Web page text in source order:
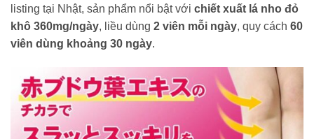
listing tại Nhật, sản phẩm nổi bật với chiết xuất lá nho đỏ
khô 360mg/ngày, liều dùng 2 viên mỗi ngày, quy cách 60
viên dùng khoảng 30 ngày.